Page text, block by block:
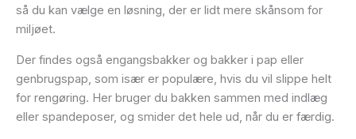
så du kan vælge en løsning, der er lidt mere skånsom for
miljøet.
Der findes også engangsbakker og bakker i pap eller
genbrugspap, som især er populære, hvis du vil slippe helt
for rengøring. Her bruger du bakken sammen med indlæg
eller spandeposer, og smider det hele ud, når du er færdig.